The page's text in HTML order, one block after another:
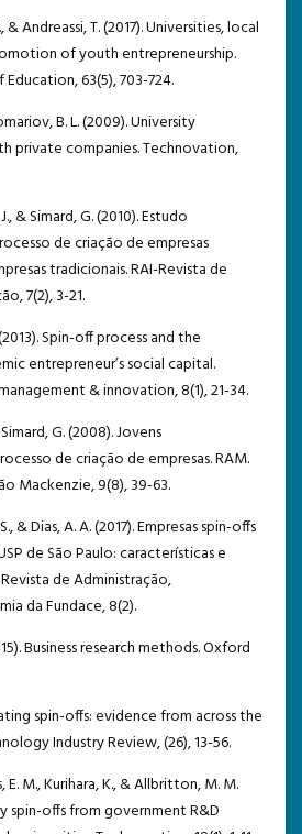
& Andreassi, T. (2017). Universities, local
of youth entrepreneurship.
63(5), 703-724.
B. L. (2009). University
private companies. Technovation,
& Simard, G. (2010). Estudo
de criação de empresas
tradicionais. RAI-Revista de
7(2), 3-21.
Spin-off process and the
entrepreneur’s social capital.
& innovation, 8(1), 21-34.
G. (2008). Jovens
de criação de empresas. RAM.
Mackenzie, 9(8), 39-63.
& Dias, A. A. (2017). Empresas spin-offs
de São Paulo: características e
de Administração,
da Fundace, 8(2).
Business research methods. Oxford
spin-offs: evidence from across the
Industry Review, (26), 13-56.
E. M., Kurihara, K., & Allbritton, M. M.
spin-offs from government R&D